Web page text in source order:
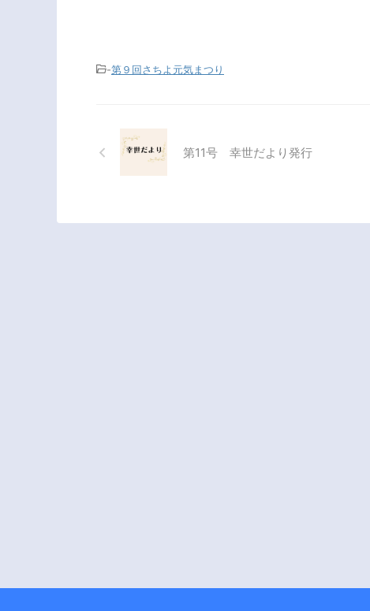
-第９回さちよ元気まつり
第11号 幸世だより発行